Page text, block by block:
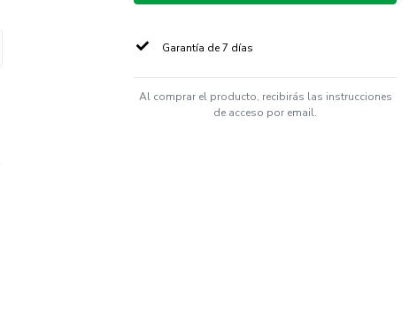
Garantía de 7 días
Al comprar el producto, recibirás las instrucciones
de acceso por email.